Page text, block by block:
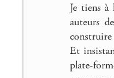
Je tiens à
auteurs
construire
Et
plate-